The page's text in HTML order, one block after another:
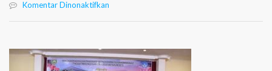
Komentar Dinonaktifkan
Widya
ke